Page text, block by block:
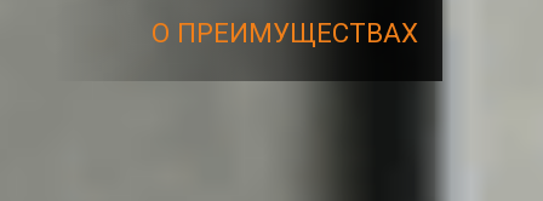
О ПРЕИМУЩЕСТВАХ